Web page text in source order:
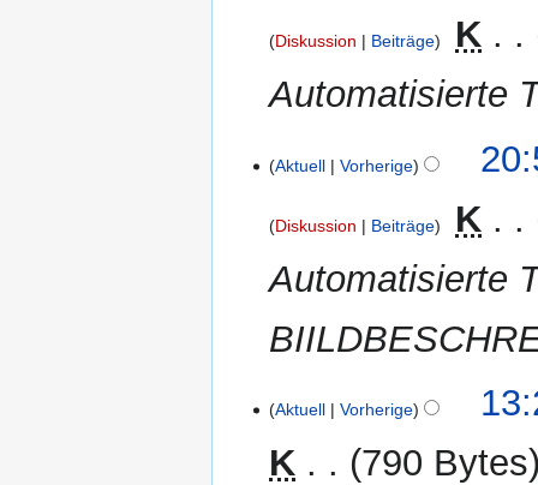
Diskussion Beiträge
K
Automatisierte
AprilAktuell Vorherige
Diskussion Beiträge
K
Automatisierte
AprilAktuell Vorherige
K
790 Bytes